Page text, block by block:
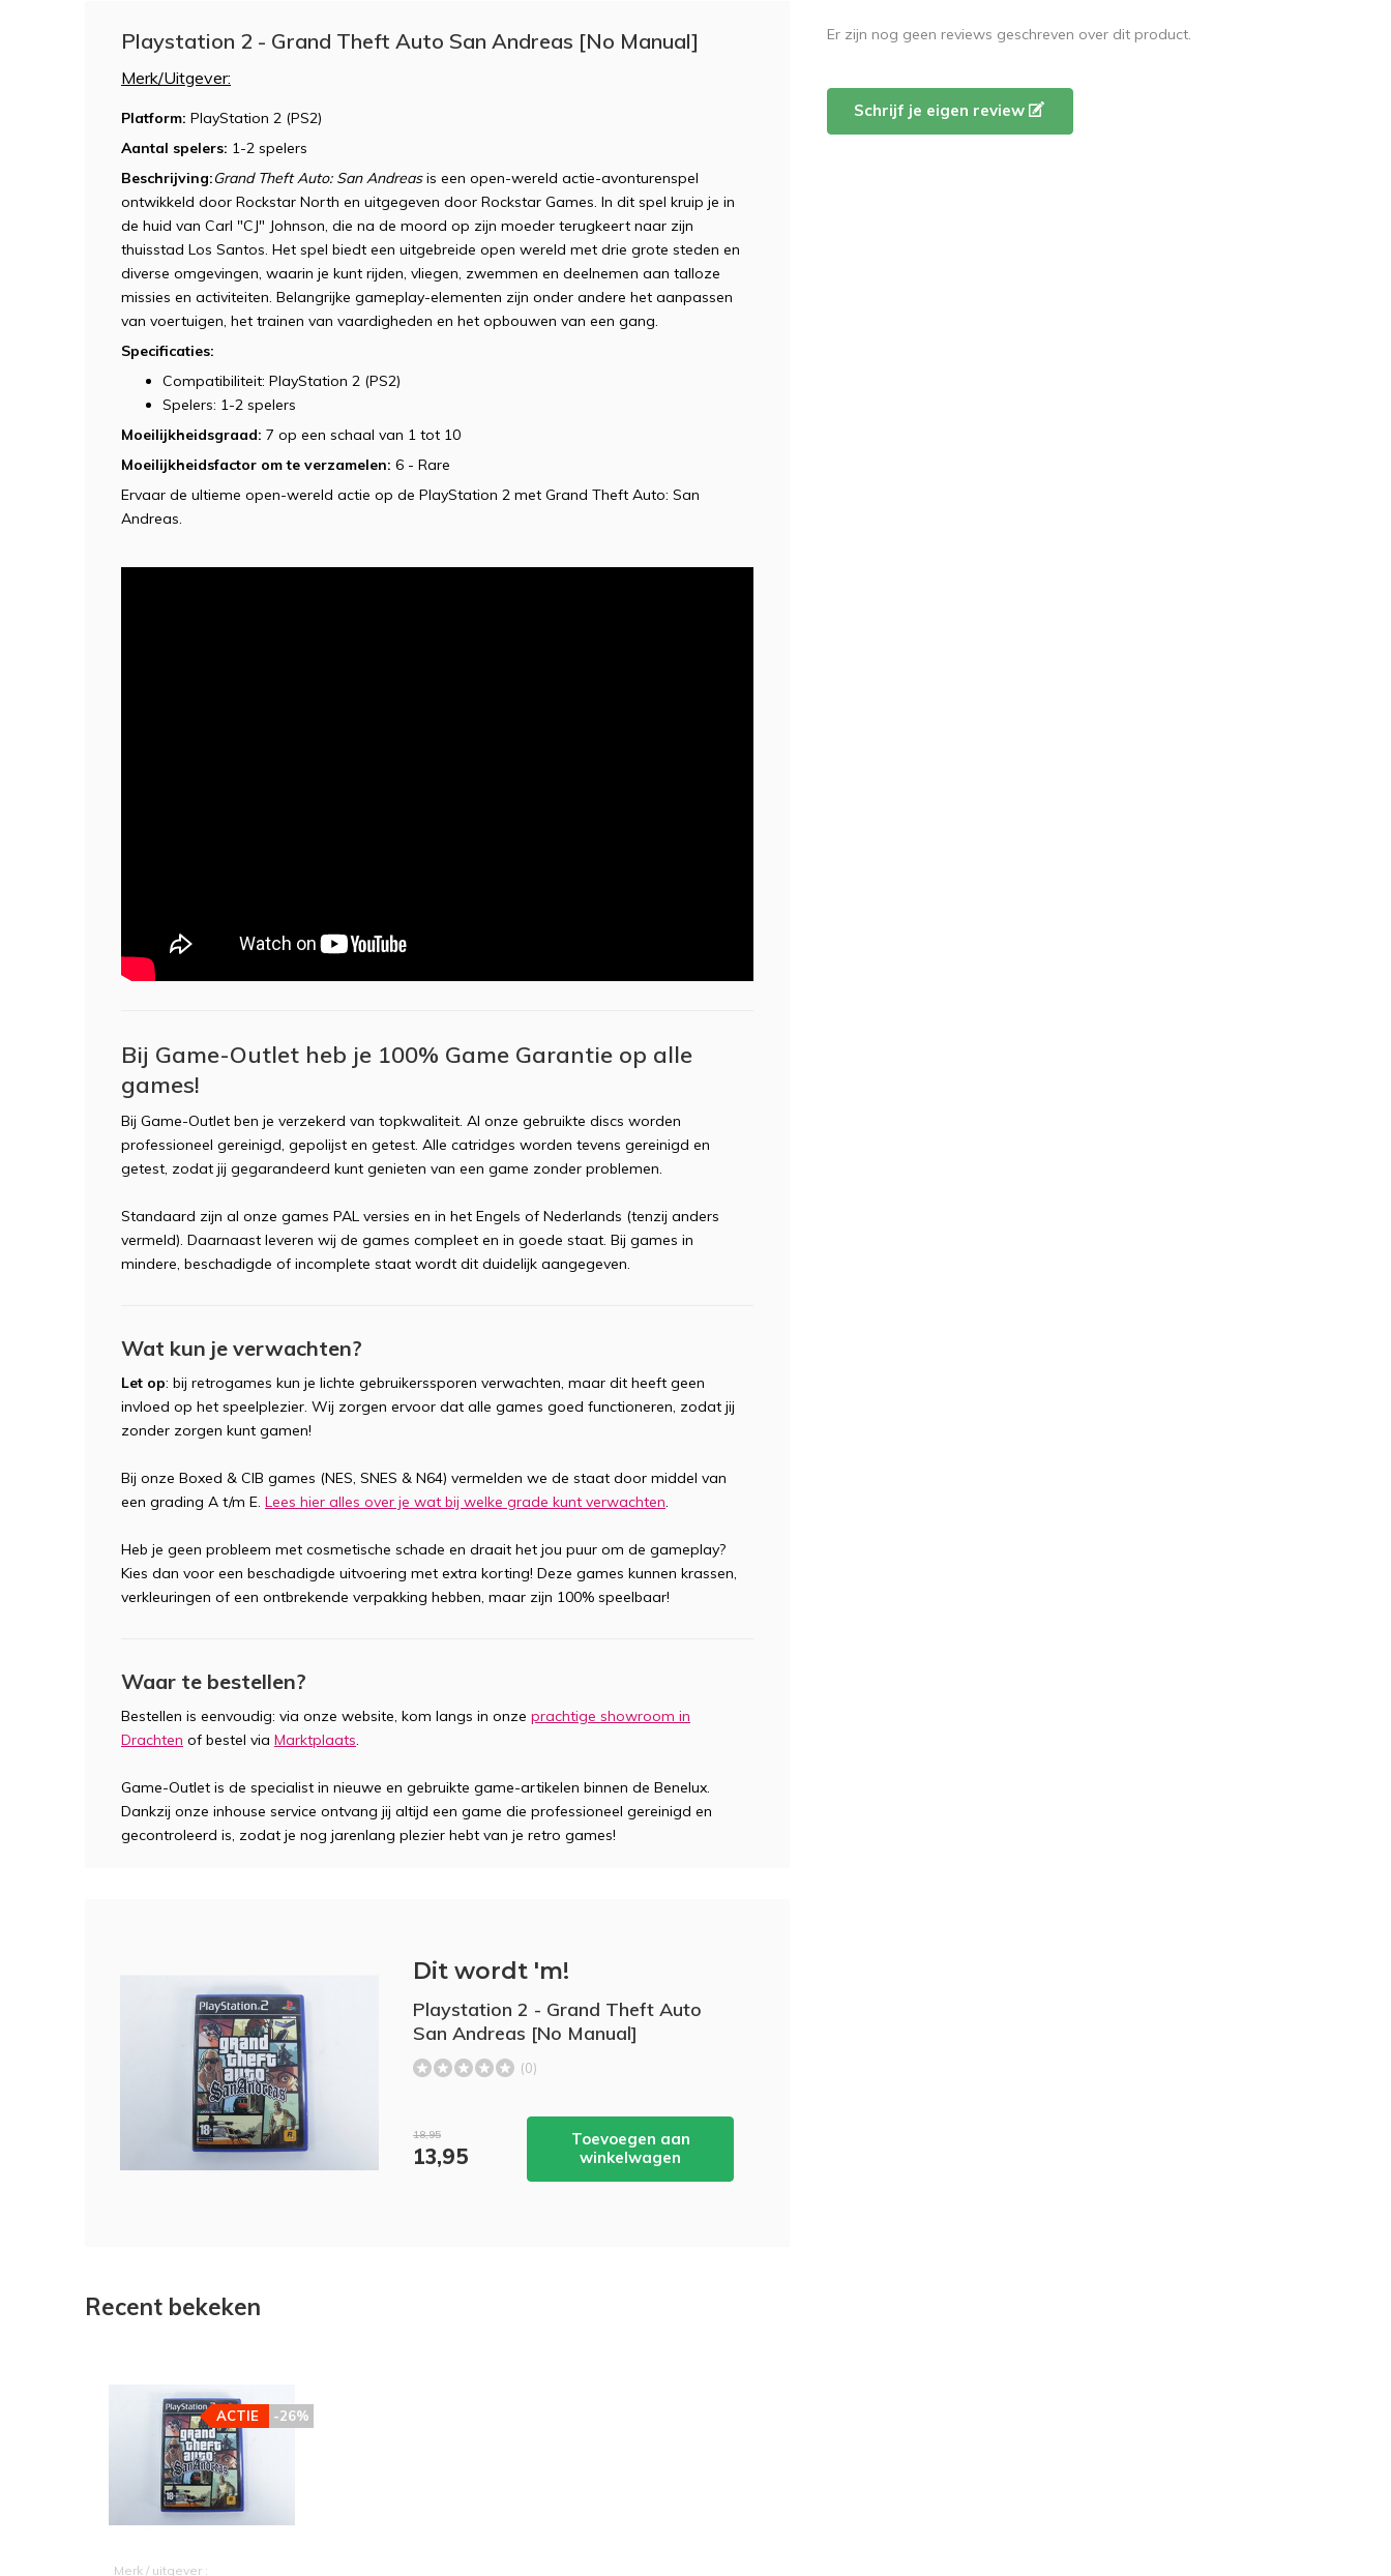
Playstation 2 - Grand Theft Auto San Andreas [No Manual]
Merk/Uitgever:
Platform: PlayStation 2 (PS2)
Aantal spelers: 1-2 spelers
Beschrijving:Grand Theft Auto: San Andreasis een open-wereld actie-avonturenspel
ontwikkeld door Rockstar North en uitgegeven door Rockstar Games. In dit spel kruip je in
de huid van Carl "CJ" Johnson, die na de moord op zijn moeder terugkeert naar zijn
thuisstad Los Santos. Het spel biedt een uitgebreide open wereld met drie grote steden en
diverse omgevingen, waarin je kunt rijden, vliegen, zwemmen en deelnemen aan talloze
missies en activiteiten. Belangrijke gameplay-elementen zijn onder andere het aanpassen
van voertuigen, het trainen van vaardigheden en het opbouwen van een gang.
Specificaties:
Compatibiliteit: PlayStation 2 (PS2)
Spelers: 1-2 spelers
Moeilijkheidsgraad: 7 op een schaal van 1 tot 10
Moeilijkheidsfactor om te verzamelen: 6 - Rare
Ervaar de ultieme open-wereld actie op de PlayStation 2 met Grand Theft Auto: San
Andreas.
Bij Game-Outlet heb je 100% Game Garantie op alle
games!
Bij Game-Outlet ben je verzekerd van topkwaliteit. Al onze gebruikte discs worden
professioneel gereinigd, gepolijst en getest. Alle catridges worden tevens gereinigd en
getest, zodat jij gegarandeerd kunt genieten van een game zonder problemen.
Standaard zijn al onze games PAL versies en in het Engels of Nederlands (tenzij anders
vermeld). Daarnaast leveren wij de games compleet en in goede staat. Bij games in
mindere, beschadigde of incomplete staat wordt dit duidelijk aangegeven.
Wat kun je verwachten?
Let op: bij retrogames kun je lichte gebruikerssporen verwachten, maar dit heeft geen
invloed op het speelplezier. Wij zorgen ervoor dat alle games goed functioneren, zodat jij
zonder zorgen kunt gamen!
Bij onze Boxed & CIB games (NES, SNES & N64) vermelden we de staat door middel van
een grading A t/m E. Lees hier alles over je wat bij welke grade kunt verwachten.
Heb je geen probleem met cosmetische schade en draait het jou puur om de gameplay?
Kies dan voor een beschadigde uitvoering met extra korting! Deze games kunnen krassen,
verkleuringen of een ontbrekende verpakking hebben, maar zijn 100% speelbaar!
Waar te bestellen?
Bestellen is eenvoudig: via onze website, kom langs in onze prachtige showroom in
Drachten of bestel via Marktplaats.
Game-Outlet is de specialist in nieuwe en gebruikte game-artikelen binnen de Benelux.
Dankzij onze inhouse service ontvang jij altijd een game die professioneel gereinigd en
gecontroleerd is, zodat je nog jarenlang plezier hebt van je retro games!
Dit wordt 'm!
Playstation 2 - Grand Theft Auto
San Andreas [No Manual]
(0)
18,95
13,95
Toevoegen aan
winkelwagen
Er zijn nog geen reviews geschreven over dit product.
Schrijf je eigen review
Recent bekeken
Merk / uitgever :
-26%
ACTIE